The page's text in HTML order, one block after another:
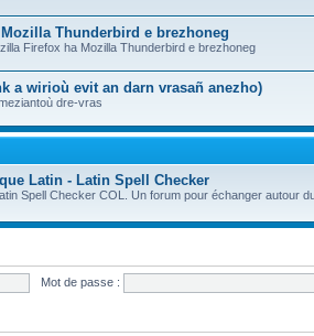
Thunderbird e brezhoneg
Firefox ha Mozilla Thunderbird e brezhoneg
a wirioù evit an darn vrasañ anezho)
dre-vras
Latin - Latin Spell Checker
Spell Checker COL. Un forum pour échanger autour
Mot de passe :